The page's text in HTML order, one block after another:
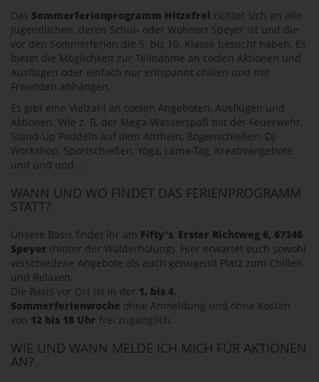
Das Sommerferienprogramm Hitzefrei richtet sich an alle
Jugendlichen, deren Schul- oder Wohnort Speyer ist und die
vor den Sommerferien die 5. bis 10. Klasse besucht haben. Es
bietet die Möglichkeit zur Teilnahme an coolen Aktionen und
Ausflügen oder einfach nur entspannt chillen und mit
Freunden abhängen.
Es gibt eine Vielzahl an coolen Angeboten, Ausflügen und
Aktionen. Wie z. B. der Mega-Wasserspaß mit der Feuerwehr,
Stand-Up Paddeln auf dem Altrhein, Bogenschießen, DJ-
Workshop, Sportschießen, Yoga, Lama-Tag, Kreativangebote
und und und....
WANN UND WO FINDET DAS FERIENPROGRAMM
STATT?
Unsere Basis findet ihr am Fifty's, Erster Richtweg 6, 67346
Speyer (hinter der Walderholung). Hier erwartet euch sowohl
verschiedene Angebote als auch genügend Platz zum Chillen
und Relaxen.
Die Basis vor Ort ist in der 1. bis 4.
Sommerferienwoche ohne Anmeldung und ohne Kosten
von 12 bis 18 Uhr frei zugänglich.
WIE UND WANN MELDE ICH MICH FÜR AKTIONEN
AN?